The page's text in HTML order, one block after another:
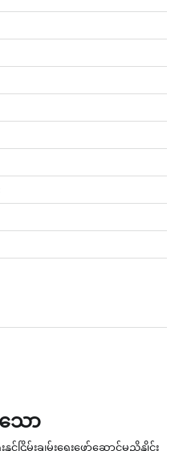
ော
ြိမ်းချမ်းရေးဖော်ဆောင်မှုညှိနှိုင်း